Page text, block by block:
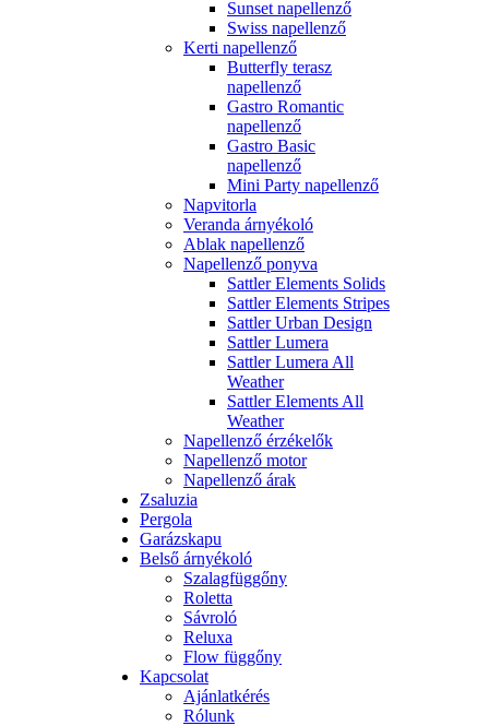
Sunset napellenző
Swiss napellenző
Kerti napellenző
Butterfly terasz
napellenző
Gastro Romantic
napellenző
Gastro Basic
napellenző
Mini Party napellenző
Napvitorla
Veranda árnyékoló
Ablak napellenző
Napellenző ponyva
Sattler Elements Solids
Sattler Elements Stripes
Sattler Urban Design
Sattler Lumera
Sattler Lumera All
Weather
Sattler Elements All
Weather
Napellenző érzékelők
Napellenző motor
Napellenző árak
Zsaluzia
Pergola
Garázskapu
Belső árnyékoló
Szalagfüggőny
Roletta
Sávroló
Reluxa
Flow függőny
Kapcsolat
Ajánlatkérés
Rólunk